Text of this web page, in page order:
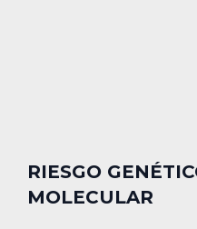
RIESGO
MOLECULAR